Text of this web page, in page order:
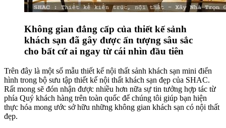
Không gian đẳng cấp của thiết kế sảnh
khách sạn đã gây được ấn tượng sâu sắc
cho bất cứ ai ngay từ cái nhìn đầu tiên
Trên đây là một số mẫu thiết kế nội thất sảnh khách sạn mini điển
hình trong bộ sưu tập thiết kế nội thất khách sạn đẹp của SHAC.
Rất mong sẽ đón nhận được nhiều hơn nữa sự tin tưởng hợp tác từ
phía Quý khách hàng trên toàn quốc để chúng tôi giúp bạn hiện
thực hóa mong ước sở hữu những không gian khách sạn có nội thất
đẹp.